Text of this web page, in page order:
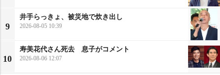
9
井手らっきょ、被災地で炊き出し
2026-08-05 10:39
10
寿美花代さん死去 息子がコメント
2026-08-06 12:07